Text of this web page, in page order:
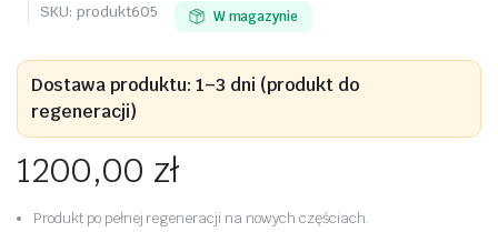
SKU: produkt605 W magazynie
Dostawa produktu: 1–3 dni (produkt do
regeneracji)
1200,00 zł
Produkt po pełnej regeneracji na nowych częściach.